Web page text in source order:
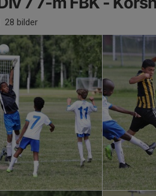
28 bilder